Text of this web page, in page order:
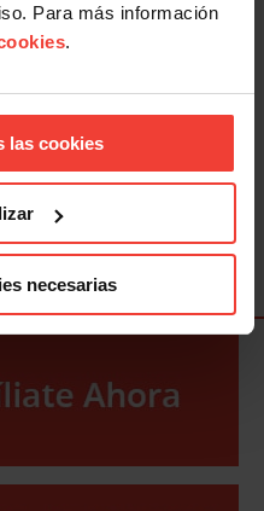
Para más información
.
las cookies
necesarias
las víctimas de los